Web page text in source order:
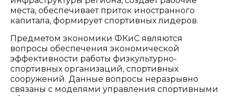
места, обеспечивает приток иностранного
капитала, формирует спортивных лидеров.
Предметом экономики ФКиС являются
вопросы обеспечения экономической
эффективности работы физкультурно-
спортивных организаций, спортивных
сооружений. Данные вопросы неразрывно
связаны с моделями управления спортивными